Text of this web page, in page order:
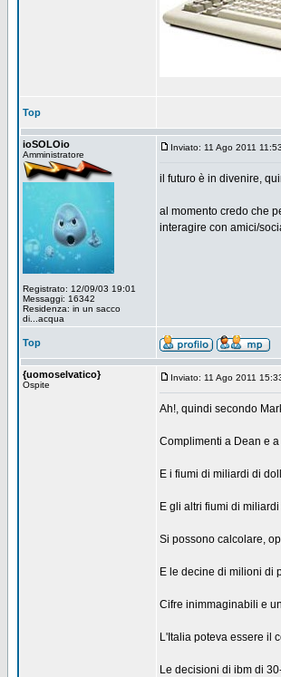
Top
ioSOLOio
Amministratore
Registrato: 12/09/03 19:01
Messaggi: 16342
Residenza: in un sacco
di...acqua
Inviato: 11 Ago 2011 11:53
il futuro è in divenire,
al momento credo che
interagire con amici/
Top
{uomoselvatico}
Ospite
Inviato: 11 Ago 2011
Ah!, quindi secondo
Complimenti a Dean e
E i fiumi di miliardi di
E gli altri fiumi di
Si possono calcolare,
E le decine di milioni di
Cifre inimmaginabili e
L'Italia poteva essere il
Le decisioni di ibm di